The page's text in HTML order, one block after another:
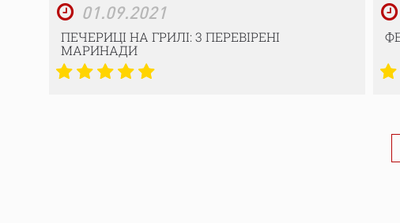
01.09.2021
ПЕЧЕРИЦІ НА ГРИЛІ: 3 ПЕРЕВІРЕНІ
МАРИНАДИ